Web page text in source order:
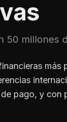
50 millones
pago, y con